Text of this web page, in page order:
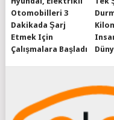
Otomobilleri 3
Dakikada Şarj
Etmek Için
Çalışmalara Başladı